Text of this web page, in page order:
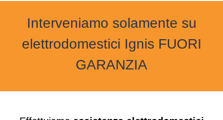
Interveniamo solamente su
elettrodomestici Ignis FUORI
GARANZIA